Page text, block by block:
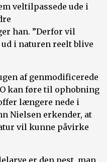
veltilpassede ude i
han. ”Derfor vil
i naturen reelt blive
af genmodificerede
kan føre til ophobning
længere nede i
Nielsen erkender, at
vil kunne påvirke